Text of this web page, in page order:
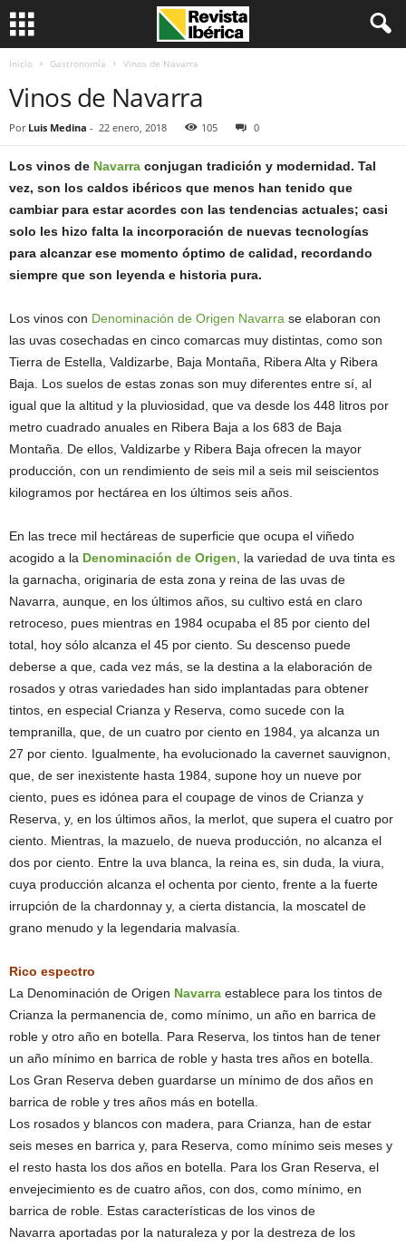
Inicio Gastronomía Vinos de Navarra
Vinos de Navarra
Por Luis Medina - 22 enero, 2018 105 0
Los vinos de Navarra conjugan tradición y modernidad. Tal
vez, son los caldos ibéricos que menos han tenido que
cambiar para estar acordes con las tendencias actuales; casi
solo les hizo falta la incorporación de nuevas tecnologías
para alcanzar ese momento óptimo de calidad, recordando
siempre que son leyenda e historia pura.
Los vinos con Denominación de Origen Navarra se elaboran con
las uvas cosechadas en cinco comarcas muy distintas, como son
Tierra de Estella, Valdizarbe, Baja Montaña, Ribera Alta y Ribera
Baja. Los suelos de estas zonas son muy diferentes entre sí, al
igual que la altitud y la pluviosidad, que va desde los 448 litros por
metro cuadrado anuales en Ribera Baja a los 683 de Baja
Montaña. De ellos, Valdizarbe y Ribera Baja ofrecen la mayor
producción, con un rendimiento de seis mil a seis mil seiscientos
kilogramos por hectárea en los últimos seis años.
En las trece mil hectáreas de superficie que ocupa el viñedo
acogido a la Denominación de Origen , la variedad de uva tinta es
la garnacha, originaria de esta zona y reina de las uvas de
Navarra, aunque, en los últimos años, su cultivo está en claro
retroceso, pues mientras en 1984 ocupaba el 85 por ciento del
total, hoy sólo alcanza el 45 por ciento. Su descenso puede
deberse a que, cada vez más, se la destina a la elaboración de
rosados y otras variedades han sido implantadas para obtener
tintos, en especial Crianza y Reserva, como sucede con la
tempranilla, que, de un cuatro por ciento en 1984, ya alcanza un
27 por ciento. Igualmente, ha evolucionado la cavernet sauvignon,
que, de ser inexistente hasta 1984, supone hoy un nueve por
ciento, pues es idónea para el coupage de vinos de Crianza y
Reserva, y, en los últimos años, la merlot, que supera el cuatro por
ciento. Mientras, la mazuelo, de nueva producción, no alcanza el
dos por ciento. Entre la uva blanca, la reina es, sin duda, la viura,
cuya producción alcanza el ochenta por ciento, frente a la fuerte
irrupción de la chardonnay y, a cierta distancia, la moscatel de
grano menudo y la legendaria malvasía.
Rico espectro
La Denominación de Origen Navarra establece para los tintos de
Crianza la permanencia de, como mínimo, un año en barrica de
roble y otro año en botella. Para Reserva, los tintos han de tener
un año mínimo en barrica de roble y hasta tres años en botella.
Los Gran Reserva deben guardarse un mínimo de dos años en
barrica de roble y tres años más en botella.
Los rosados y blancos con madera, para Crianza, han de estar
seis meses en barrica y, para Reserva, como mínimo seis meses y
el resto hasta los dos años en botella. Para los Gran Reserva, el
envejecimiento es de cuatro años, con dos, como mínimo, en
barrica de roble. Estas características de los vinos de
Navarra aportadas por la naturaleza y por la destreza de los